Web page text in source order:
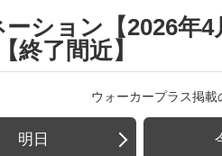
ション【2026年4
終了間近】
ウォーカープラス掲
明日